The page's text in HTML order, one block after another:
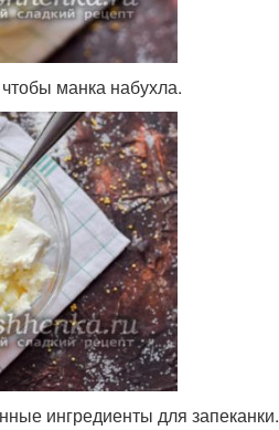
манка набухла.
ингредиенты для запеканки.